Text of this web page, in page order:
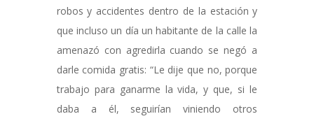
robos y accidentes dentro de la estación y
que incluso un día un habitante de la calle la
amenazó con agredirla cuando se negó a
darle comida gratis: “Le dije que no, porque
trabajo para ganarme la vida, y que, si le
daba a él, seguirían viniendo otros